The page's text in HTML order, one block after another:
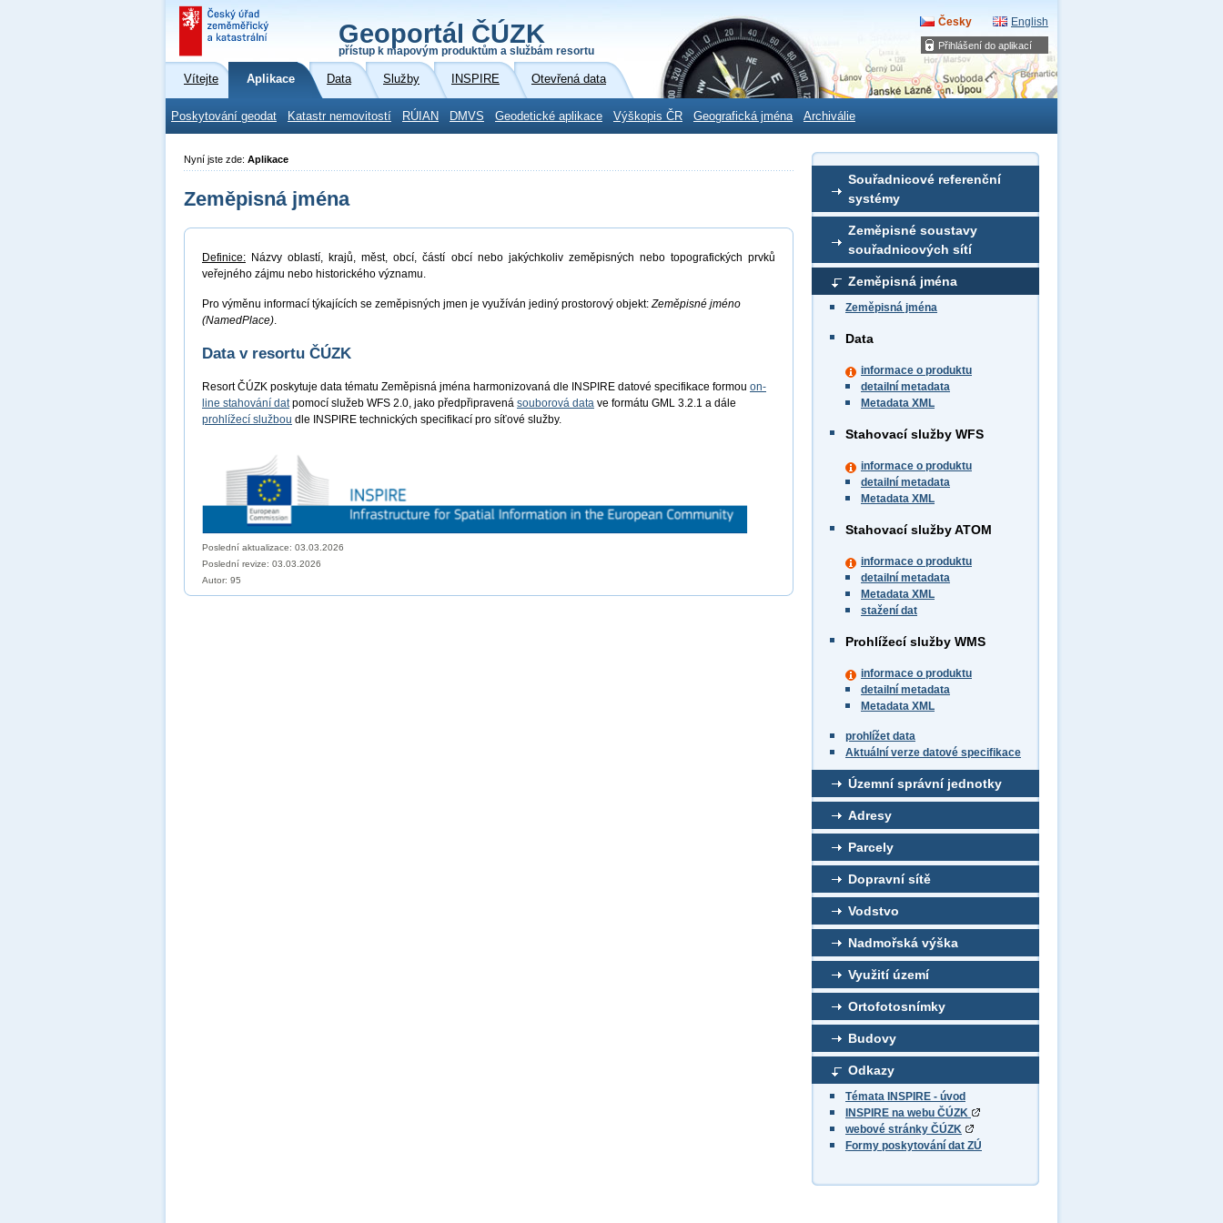
Přihlášení do aplikací
Geoportál ČÚZK
přístup k mapovým produktům a službám resortu
Česky English
Vítejte Aplikace Data Služby INSPIRE Otevřená data
Poskytování geodat Katastr nemovitostí RÚIAN DMVS Geodetické aplikace Výškopis ČR Geografická jména Archiválie
Souřadnicové referenční
systémy
Zeměpisné soustavy
souřadnicových sítí
Zeměpisná jména
Zeměpisná jména
Data
informace o produktu
detailní metadata
Metadata XML
Stahovací služby WFS
informace o produktu
detailní metadata
Metadata XML
Stahovací služby ATOM
informace o produktu
detailní metadata
Metadata XML
stažení dat
Prohlížecí služby WMS
informace o produktu
detailní metadata
Metadata XML
prohlížet data
Aktuální verze datové specifikace
Územní správní jednotky
Adresy
Parcely
Dopravní sítě
Vodstvo
Nadmořská výška
Využití území
Ortofotosnímky
Budovy
Odkazy
Témata INSPIRE - úvod
INSPIRE na webu ČÚZK
webové stránky ČÚZK
Formy poskytování dat ZÚ
Nyní jste zde: Aplikace
Zeměpisná jména
Definice: Názvy oblastí, krajů, měst, obcí, částí obcí nebo jakýchkoliv zeměpisných nebo topografických prvků
veřejného zájmu nebo historického významu.
Pro výměnu informací týkajících se zeměpisných jmen je využíván jediný prostorový objekt:Zeměpisné jméno
(NamedPlace).
Data v resortu ČÚZK
Resort ČÚZK poskytuje data tématu Zeměpisná jména harmonizovaná dle INSPIRE datové specifikace formou on-
line stahování datpomocí služeb WFS 2.0, jako předpřipravená souborová data ve formátu GML 3.2.1 a dále
prohlížecí službou dle INSPIRE technických specifikací pro síťové služby.
Poslední aktualizace: 03.03.2026
Poslední revize: 03.03.2026
Autor: 95